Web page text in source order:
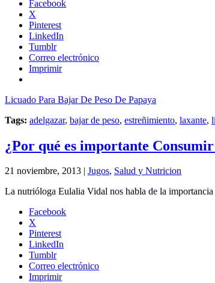
Facebook
X
Pinterest
LinkedIn
Tumblr
Correo electrónico
Imprimir
Licuado Para Bajar De Peso De Papaya
Tags: adelgazar, bajar de peso, estreñimiento, laxante,
¿Por qué es importante
21 noviembre, 2013 | Jugos, Salud y Nutricion
La nutrióloga Eulalia Vidal nos habla de la
Facebook
X
Pinterest
LinkedIn
Tumblr
Correo electrónico
Imprimir